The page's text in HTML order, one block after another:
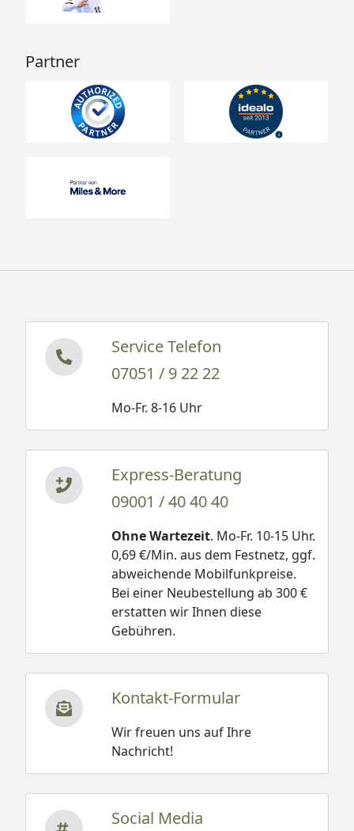
Partner
Service Telefon
07051 / 9 22 22
Mo-Fr. 8-16 Uhr
Express-Beratung
09001 / 40 40 40
Ohne Wartezeit. Mo-Fr. 10-15 Uhr.
0,69 €/Min. aus dem Festnetz, ggf.
abweichende Mobilfunkpreise.
Bei einer Neubestellung ab 300 €
erstatten wir Ihnen diese
Gebühren.
Kontakt-Formular
Wir freuen uns auf Ihre
Nachricht!
Social Media